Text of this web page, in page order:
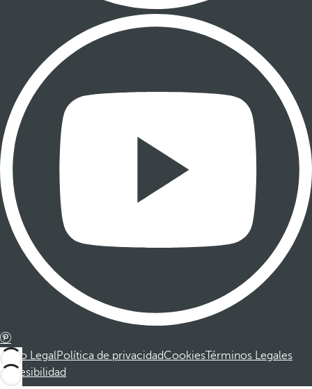
Aviso LegalPolítica de privacidadCookiesTérminos Legales
Accesibilidad